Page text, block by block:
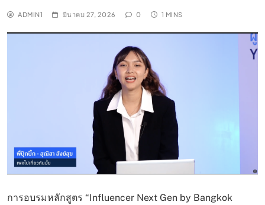
ADMIN1 มีนาคม 27, 2026 0 1 MINS
การอบรมหลักสูตร “Influencer Next Gen by Bangkok